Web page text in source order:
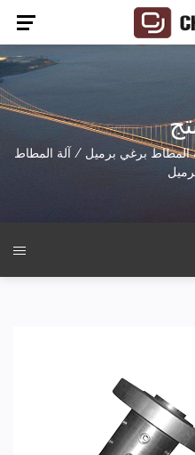
المطاط برغي برميل / آلة المطاط